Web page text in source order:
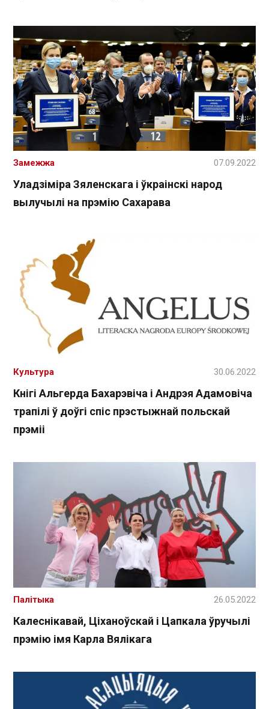
Уладзіміра Зяленскага і ўкраінскі народ
вылучылі на прэмію Сахарава
Замежжа 07.09.2022
Кнігі Альгерда Бахарэвіча і Андрэя Адамовіча
трапілі ў доўгі спіс прэстыжнай польскай
прэміі
Культура 30.06.2022
Калеснікавай, Ціханоўскай і Цапкала ўручылі
прэмію імя Карла Вялікага
Палітыка 26.05.2022